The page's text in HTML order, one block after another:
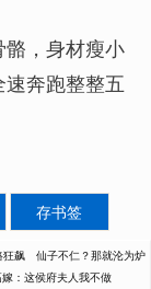
，身材瘦小
奔跑整整五
存书签
狂飙
仙子不仁？那就沦为炉
嫁：这侯府夫人我不做